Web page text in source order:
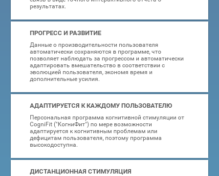
результатах.
ПРОГРЕСС И РАЗВИТИЕ
Данные о производительности пользователя
автоматически сохраняются в программе, что
позволяет наблюдать за прогрессом и автоматически
адаптировать вмешательство в соответствии с
эволюцией пользователя, экономя время и
дополнительные усилия.
АДАПТИРУЕТСЯ К КАЖДОМУ ПОЛЬЗОВАТЕЛЮ
Персональная программа когнитивной стимуляции от
CogniFit ("КогниФит") по мере возможности
адаптируется к когнитивным проблемам или
дефицитам пользователя, поэтому программа
высокодоступна.
ДИСТАНЦИОННАЯ СТИМУЛЯЦИЯ